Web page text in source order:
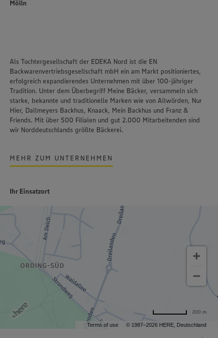
Mölln
Als Tochtergesellschaft der EDEKA Nord ist die EN
Backwarenvertriebsgesellschaft mbH ein am Markt positioniertes,
erfolgreich expandierendes Unternehmen mit über 100-jähriger
Tradition. Unter dem Überbegriff Meine Bäcker, versammeln sich
starke, bekannte und traditionelle Marken wie von Allwörden, Nur
Hier, Dallmeyers Backhus, Knaack, Mein Backhus und Franz &
Friends. Mit über 500 Filialen und gut 2.000 Mitarbeitenden sind
wir Norddeutschlands größte Bäckerei.
MEHR ZUM UNTERNEHMEN
Ihr Einsatzort
Terms of use © 1987–2026 HERE, Deutschland
200 m